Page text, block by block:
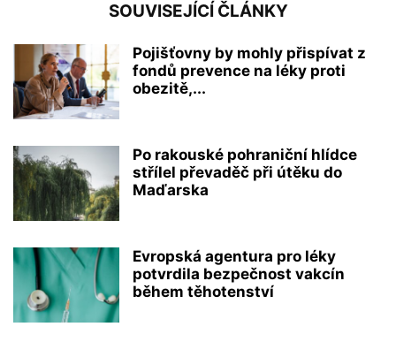
SOUVISEJÍCÍ ČLÁNKY
Pojišťovny by mohly přispívat z
fondů prevence na léky proti
obezitě,...
Po rakouské pohraniční hlídce
střílel převaděč při útěku do
Maďarska
Evropská agentura pro léky
potvrdila bezpečnost vakcín
během těhotenství